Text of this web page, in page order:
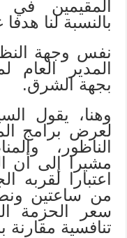
المقيمين في
بالنسبة لنا
نفس وجهة
المدير العام
بجهة الشرق.
وهنا، يقول
لعرض برامج
الناظور،
مشيرا إلى أن
اعتبارا
من ساعتين
سعر الحزمة
تنافسية مقارنة